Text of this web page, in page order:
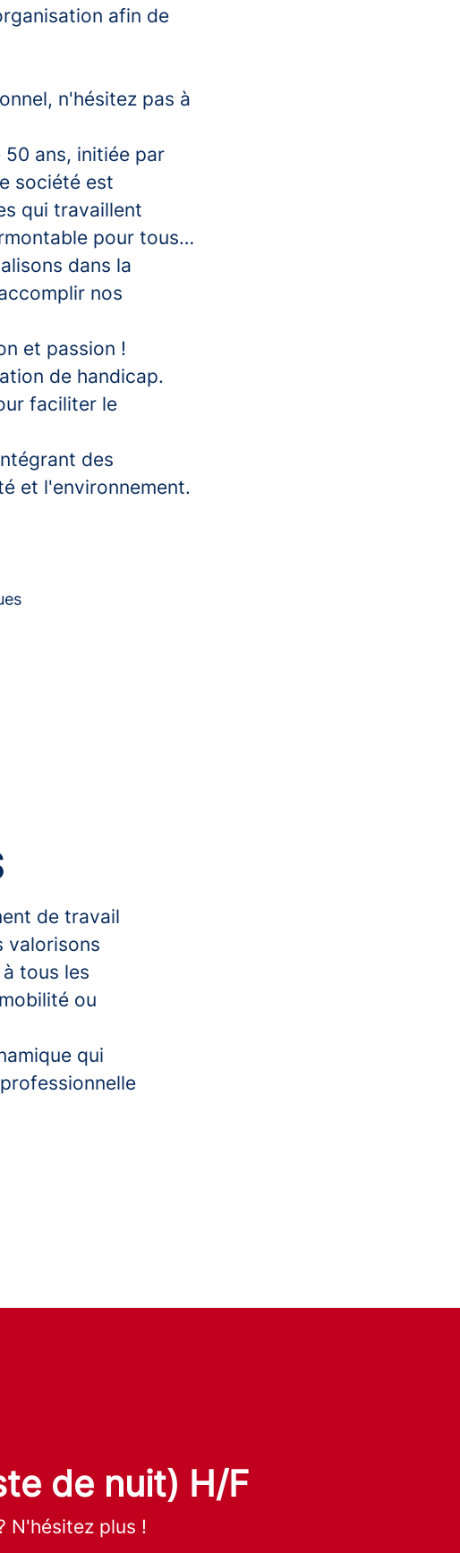
afin de
n'hésitez pas à
50 ans, initiée par
société est
qui travaillent
pour tous…
dans la
nos
et passion !
de handicap.
faciliter le
des
et l'environnement.
de travail
valorisons
tous les
ou
qui
de nuit) H/F
N'hésitez plus !